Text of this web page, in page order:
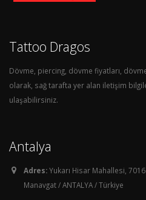
Tattoo Dragos
Dövme, piercing, dövme fiyatları,
olarak, sağ tarafta yer alan iletişim
ulaşabilirsiniz.
Antalya
Adres:Yukarı Hisar Mahallesi,
Manavgat / ANTALYA / Türkiye